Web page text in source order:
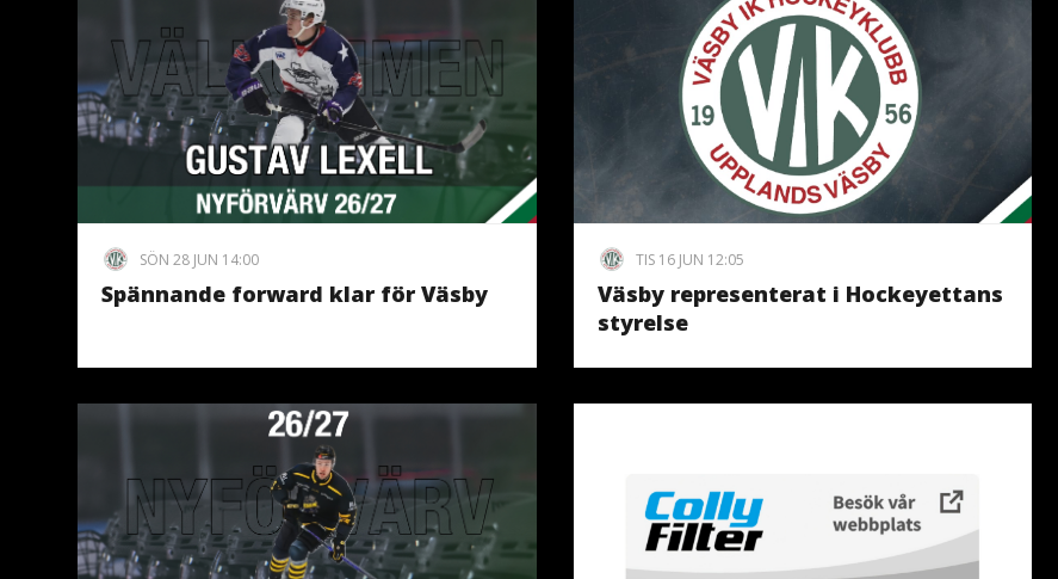
SÖN 28 JUN 14:00
Spännande forward klar för Väsby
TIS 16 JUN 12:05
Väsby representerat i Hockeyettans
styrelse